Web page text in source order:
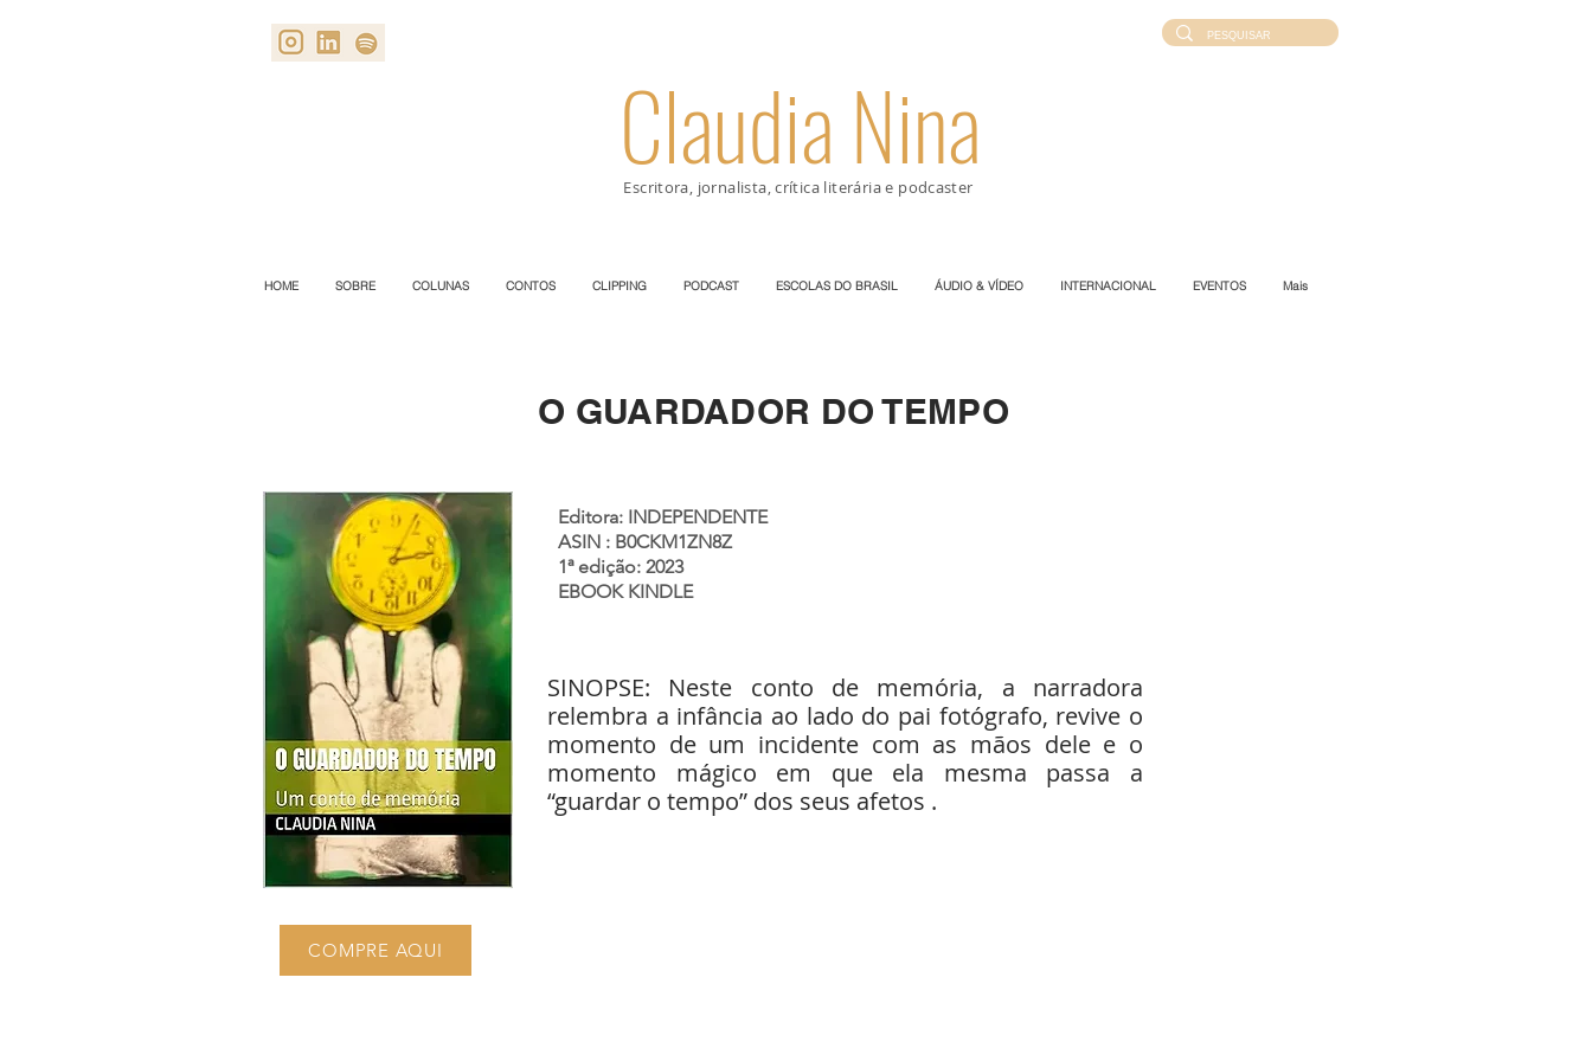
Claudia Nina
Escritora, jornalista, crítica literária e podcaster
HOME SOBRE COLUNAS CONTOS CLIPPING PODCAST ESCOLAS DO BRASIL ÁUDIO & VÍDEO INTERNACIONAL EVENTOS Mais
O GUARDADOR DO TEMPO
Editora: INDEPENDENTE
ASIN ‏: ‎B0CKM1ZN8Z
1ª edição: 2023
EBOOK KINDLE
SINOPSE: Neste conto de memória, a narradora
relembra a infância ao lado do pai fotógrafo, revive o
momento de um incidente com as mãos dele e o
momento mágico em que ela mesma passa a
“guardar o tempo” dos seus afetos .
COMPRE AQUI